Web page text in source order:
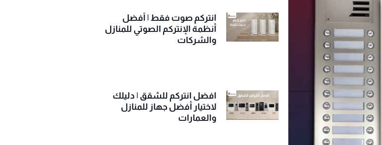
انتركم صوت فقط | أفضل
أنظمة الإنتركم الصوتي للمنازل
والشركات
افضل انتركم للشقق | دليلك
لاختيار أفضل جهاز للمنازل
والعمارات